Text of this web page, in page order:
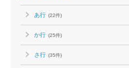
あ行 (22件)
か行 (25件)
さ行 (35件)